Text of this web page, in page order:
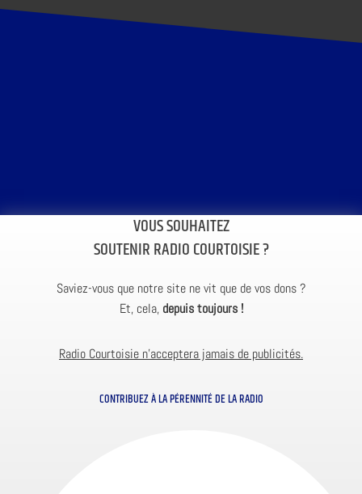
VOUS SOUHAITEZ
SOUTENIR RADIO COURTOISIE ?
Saviez-vous que notre site ne vit que de vos dons ?
Et, cela, depuis toujours !
Radio Courtoisie n’acceptera jamais de publicités.
CONTRIBUEZ À LA PÉRENNITÉ DE LA RADIO